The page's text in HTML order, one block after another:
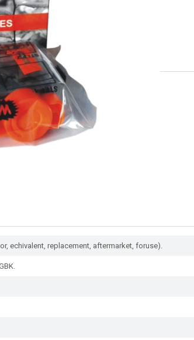
echivalent, replacement, aftermarket, foruse).